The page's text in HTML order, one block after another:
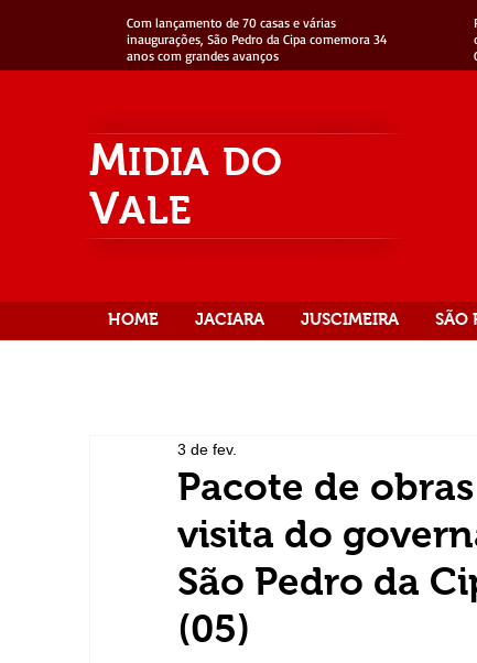
Com lançamento de 70 casas e várias
inaugurações, São Pedro da Cipa comemora 34
anos com grandes avanços
MIDIA DO
VALE
HOME JACIARA JUSCIMEIRA SÃO
Pacote de
visita do
São Pedro da
(05)
3 de fev.